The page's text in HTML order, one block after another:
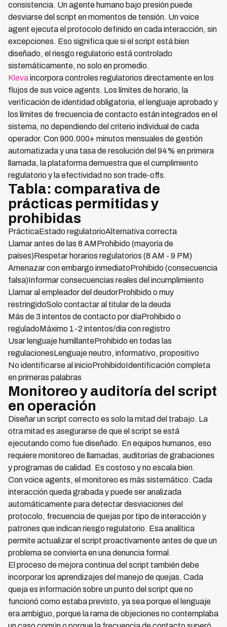
consistencia. Un agente humano bajo presión puede
desviarse del script en momentos de tensión. Un voice
agent ejecuta el protocolo definido en cada interacción, sin
excepciones. Eso significa que si el script está bien
diseñado, el riesgo regulatorio está controlado
sistemáticamente, no solo en promedio.
Klevaincorpora controles regulatorios directamente en los
flujos de sus voice agents. Los límites de horario, la
verificación de identidad obligatoria, el lenguaje aprobado y
los límites de frecuencia de contacto están integrados en el
sistema, no dependiendo del criterio individual de cada
operador. Con 900.000+ minutos mensuales de gestión
automatizada y una tasa de resolución del 94% en primera
llamada, la plataforma demuestra que el cumplimiento
regulatorio y la efectividad no son trade-offs.
Tabla: comparativa de
prácticas permitidas y
prohibidas
PrácticaEstado regulatorioAlternativa correcta
Llamar antes de las 8 AMProhibido (mayoría de
países)Respetar horarios regulatorios (8 AM - 9 PM)
Amenazar con embargo inmediatoProhibido (consecuencia
falsa)Informar consecuencias reales del incumplimiento
Llamar al empleador del deudorProhibido o muy
restringidoSolo contactar al titular de la deuda
Más de 3 intentos de contacto por díaProhibido o
reguladoMáximo 1-2 intentos/día con registro
Usar lenguaje humillanteProhibido en todas las
regulacionesLenguaje neutro, informativo, propositivo
No identificarse al inicioProhibidoIdentificación completa
en primeras palabras
Monitoreo y auditoría del script
en operación
Diseñar un script correcto es solo la mitad del trabajo. La
otra mitad es asegurarse de que el script se está
ejecutando como fue diseñado. En equipos humanos, eso
requiere monitoreo de llamadas, auditorías de grabaciones
y programas de calidad. Es costoso y no escala bien.
Con voice agents, el monitoreo es más sistemático. Cada
interacción queda grabada y puede ser analizada
automáticamente para detectar desviaciones del
protocolo, frecuencia de quejas por tipo de interacción y
patrones que indican riesgo regulatorio. Esa analítica
permite actualizar el script proactivamente antes de que un
problema se convierta en una denuncia formal.
El proceso de mejora continua del script también debe
incorporar los aprendizajes del manejo de quejas. Cada
queja es información sobre un punto del script que no
funcionó como estaba previsto, ya sea porque el lenguaje
era ambiguo, porque la rama de objeciones no contemplaba